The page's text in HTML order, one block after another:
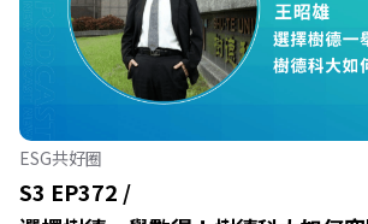
「職場冰山」。 本集《遠見 ON AIR》邀
通引導師、天下文化新書《透視職場冰
佳芸老師，帶你透過「冰山理論」拆解
突，學會用「好奇」代替「批判」。即使
代，也能幫自己打造不被成敗輕易定義
場衝突與霸凌從何而來？🔺 如何用「冰
焦慮，將對立化為合作？🔺 怎麼做到「
ESG共好圈
S3 EP372 /